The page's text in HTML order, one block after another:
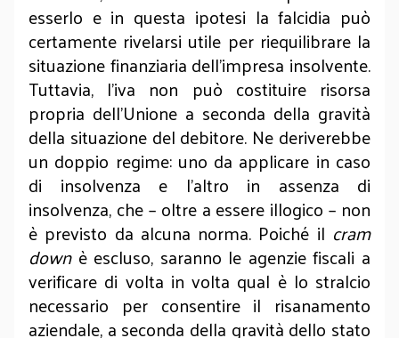
esserlo e in questa ipotesi la falcidia può
certamente rivelarsi utile per riequilibrare la
situazione finanziaria dell’impresa insolvente.
Tuttavia, l’iva non può costituire risorsa
propria dell’Unione a seconda della gravità
della situazione del debitore. Ne deriverebbe
un doppio regime: uno da applicare in caso
di insolvenza e l’altro in assenza di
insolvenza, che – oltre a essere illogico – non
è previsto da alcuna norma. Poiché il cram
downè escluso, saranno le agenzie fiscali a
verificare di volta in volta qual è lo stralcio
necessario per consentire il risanamento
aziendale, a seconda della gravità dello stato